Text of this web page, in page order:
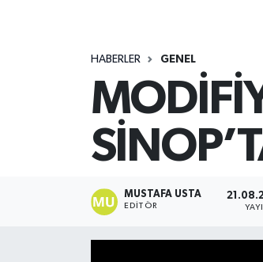
HABERLER GENEL
MUSTAFA USTA
EDITÖR